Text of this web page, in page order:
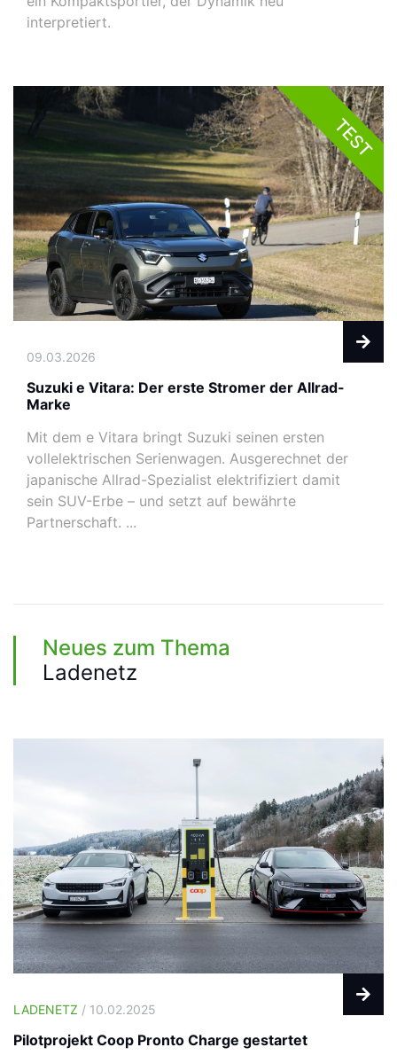
interpretiert.
TEST
09.03.2026
Suzuki e Vitara: Der erste Stromer der Allrad-
Marke
Mit dem e Vitara bringt Suzuki seinen ersten
vollelektrischen Serienwagen. Ausgerechnet der
japanische Allrad-Spezialist elektrifiziert damit
sein SUV-Erbe – und setzt auf bewährte
Partnerschaft. ...
Neues zum Thema
Ladenetz
LADENETZ / 10.02.2025
Pilotprojekt Coop Pronto Charge gestartet